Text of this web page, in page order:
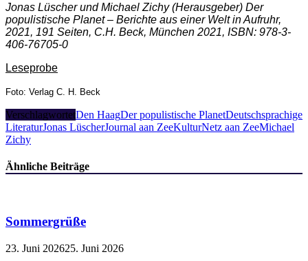
Jonas Lüscher und Michael Zichy (Herausgeber) Der
populistische Planet – Berichte aus einer Welt in Aufruhr,
2021, 191 Seiten, C.H. Beck, München 2021, ISBN: 978-3-
406-76705-0
Leseprobe
Foto: Verlag C. H. Beck
VerschlagwortetDen HaagDer populistische PlanetDeutschsprachige
LiteraturJonas LüscherJournal aan ZeeKulturNetz aan ZeeMichael
Zichy
Ähnliche Beiträge
Sommergrüße
23. Juni 202625. Juni 2026